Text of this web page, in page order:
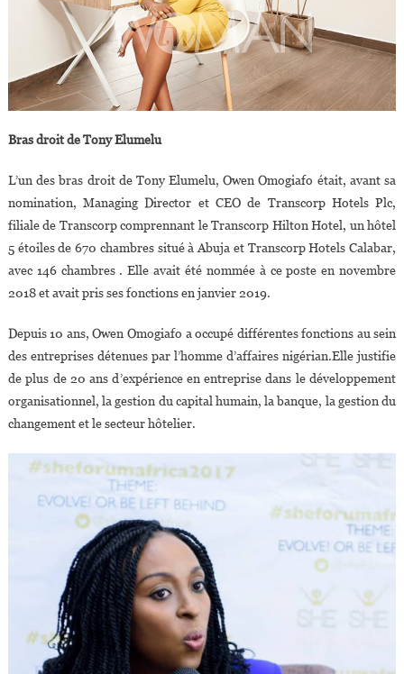
Bras droit de Tony Elumelu
L’un des bras droit de Tony Elumelu, Owen Omogiafo était, avant sa
nomination, Managing Director et CEO de Transcorp Hotels Plc,
filiale de Transcorp comprennant le Transcorp Hilton Hotel, un hôtel
5 étoiles de 670 chambres situé à Abuja et Transcorp Hotels Calabar,
avec 146 chambres . Elle avait été nommée à ce poste en novembre
2018 et avait pris ses fonctions en janvier 2019.
Depuis 10 ans, Owen Omogiafo a occupé différentes fonctions au sein
des entreprises détenues par l’homme d’affaires nigérian.Elle justifie
de plus de 20 ans d’expérience en entreprise dans le développement
organisationnel, la gestion du capital humain, la banque, la gestion du
changement et le secteur hôtelier.